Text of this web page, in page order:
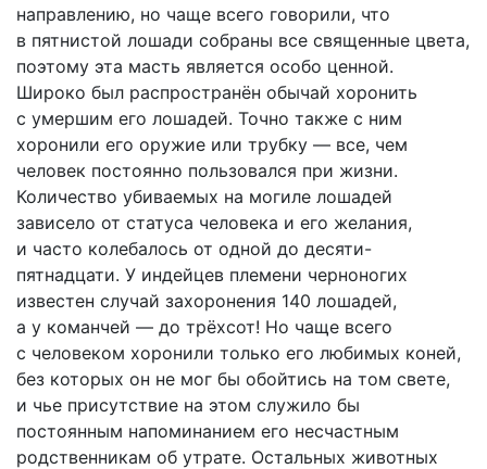
направлению, но чаще всего говорили, что
в пятнистой лошади собраны все священные цвета,
поэтому эта масть является особо ценной.
Широко был распространён обычай хоронить
с умершим его лошадей. Точно также с ним
хоронили его оружие или трубку — все, чем
человек постоянно пользовался при жизни.
Количество убиваемых на могиле лошадей
зависело от статуса человека и его желания,
и часто колебалось от одной до десяти-
пятнадцати. У индейцев племени черноногих
известен случай захоронения 140 лошадей,
а у команчей — до трёхсот! Но чаще всего
с человеком хоронили только его любимых коней,
без которых он не мог бы обойтись на том свете,
и чье присутствие на этом служило бы
постоянным напоминанием его несчастным
родственникам об утрате. Остальных животных